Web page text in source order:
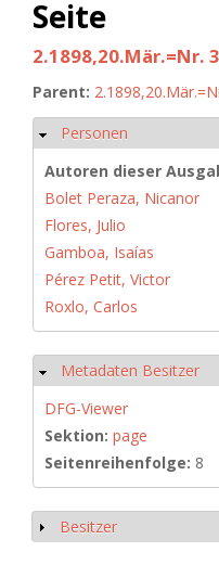
Seite
2.1898,20.Mär.=Nr.
Parent:
Ausblenden
Personen
Autoren dieser
Bolet Peraza, Nicanor
Flores, Julio
Gamboa, Isaías
Pérez Petit, Victor
Roxlo, Carlos
Ausblenden
Metadaten Besitzer
DFG-Viewer
Sektion: page
Seitenreihenfolge: 8
Anzeigen
Besitzer